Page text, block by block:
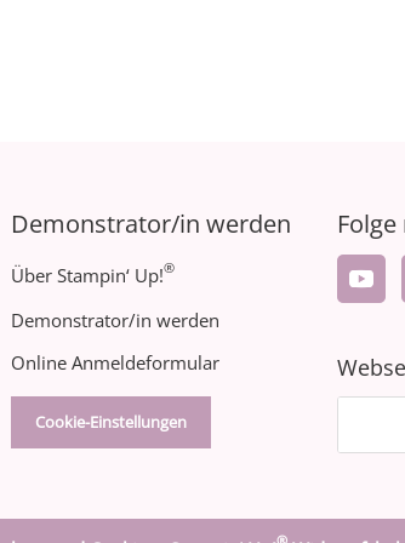
Demonstrator/in werden
Über Stampin‘ Up!®
Demonstrator/in werden
Online Anmeldeformular
Cookie-Einstellungen